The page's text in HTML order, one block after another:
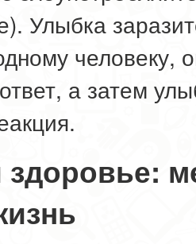
Улыбка
человеку,
а затем